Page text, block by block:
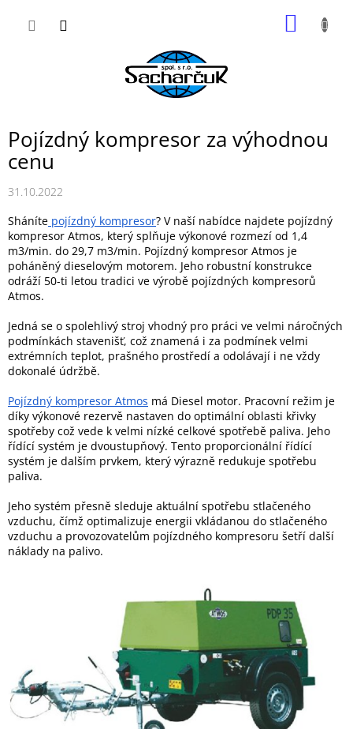
Pojízdný kompresor za výhodnou
cenu
31.10.2022
Sháníte pojízdný kompresor? V naší nabídce najdete pojízdný
kompresor Atmos, který splňuje výkonové rozmezí od 1,4
m3/min. do 29,7 m3/min. Pojízdný kompresor Atmos je
poháněný dieselovým motorem. Jeho robustní konstrukce
odráží 50-ti letou tradici ve výrobě pojízdných kompresorů
Atmos.
Jedná se o spolehlivý stroj vhodný pro práci ve velmi náročných
podmínkách stavenišť, což znamená i za podmínek velmi
extrémních teplot, prašného prostředí a odolávají i ne vždy
dokonalé údržbě.
Pojízdný kompresor Atmos má Diesel motor. Pracovní režim je
díky výkonové rezervě nastaven do optimální oblasti křivky
spotřeby což vede k velmi nízké celkové spotřebě paliva. Jeho
řídící systém je dvoustupňový. Tento proporcionální řídící
systém je dalším prvkem, který výrazně redukuje spotřebu
paliva.
Jeho systém přesně sleduje aktuální spotřebu stlačeného
vzduchu, čímž optimalizuje energii vkládanou do stlačeného
vzduchu a provozovatelům pojízdného kompresoru šetří další
náklady na palivo.